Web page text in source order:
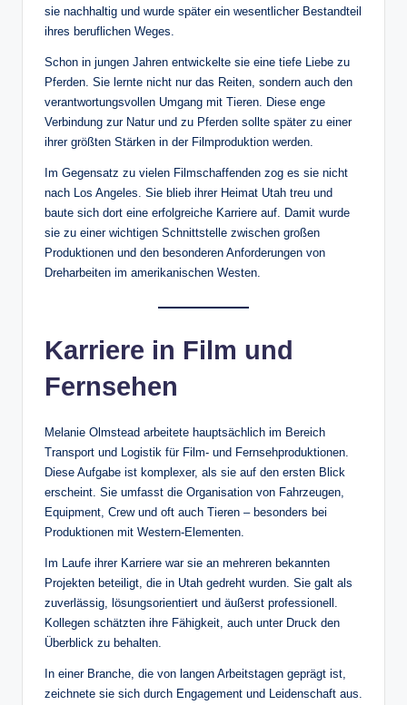
sie nachhaltig und wurde später ein wesentlicher Bestandteil
ihres beruflichen Weges.
Schon in jungen Jahren entwickelte sie eine tiefe Liebe zu
Pferden. Sie lernte nicht nur das Reiten, sondern auch den
verantwortungsvollen Umgang mit Tieren. Diese enge
Verbindung zur Natur und zu Pferden sollte später zu einer
ihrer größten Stärken in der Filmproduktion werden.
Im Gegensatz zu vielen Filmschaffenden zog es sie nicht
nach Los Angeles. Sie blieb ihrer Heimat Utah treu und
baute sich dort eine erfolgreiche Karriere auf. Damit wurde
sie zu einer wichtigen Schnittstelle zwischen großen
Produktionen und den besonderen Anforderungen von
Dreharbeiten im amerikanischen Westen.
Karriere in Film und
Fernsehen
Melanie Olmstead arbeitete hauptsächlich im Bereich
Transport und Logistik für Film- und Fernsehproduktionen.
Diese Aufgabe ist komplexer, als sie auf den ersten Blick
erscheint. Sie umfasst die Organisation von Fahrzeugen,
Equipment, Crew und oft auch Tieren – besonders bei
Produktionen mit Western-Elementen.
Im Laufe ihrer Karriere war sie an mehreren bekannten
Projekten beteiligt, die in Utah gedreht wurden. Sie galt als
zuverlässig, lösungsorientiert und äußerst professionell.
Kollegen schätzten ihre Fähigkeit, auch unter Druck den
Überblick zu behalten.
In einer Branche, die von langen Arbeitstagen geprägt ist,
zeichnete sie sich durch Engagement und Leidenschaft aus.